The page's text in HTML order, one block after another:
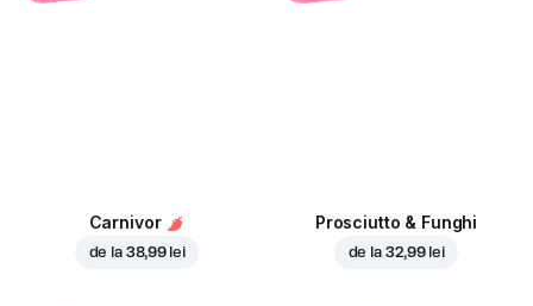
Carnivor
de la 38,99 lei
Prosciutto & Funghi
de la 32,99 lei